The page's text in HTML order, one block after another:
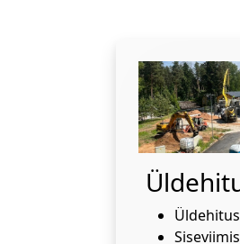
Üldehitus